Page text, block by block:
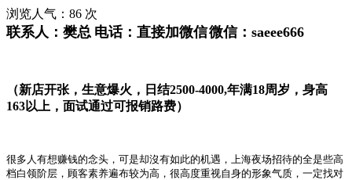
浏览人气： 86 次
联系人： 樊总 电话： 直接加微信微信： saeee666
（新店开张，生意爆火，日结2500-4000,年满18周岁，身高
163以上，面试通过可报销路费）
很多人有想赚钱的念头，可是却沒有如此的机遇，上海夜场招待的全是些高
档白领阶层，顾客素养遍布较为高，很高度重视自身的形象气质，一定找对